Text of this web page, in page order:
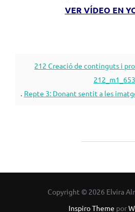
VER VÍDEO EN
212 Creació de continguts i
212_m1_653
. Repte 3: Donant sentit a les
Copyright © 2026 Elvira
Inspiro Theme por